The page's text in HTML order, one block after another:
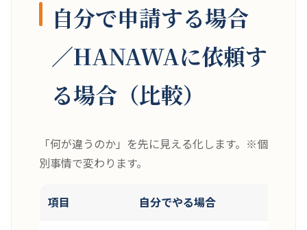
自分で申請する場合
／HANAWAに依頼す
る場合（比較）
「何が違うのか」を先に見える化します。※個
別事情で変わります。
項目 自分でやる場合